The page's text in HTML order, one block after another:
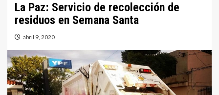
La Paz: Servicio de recolección de
residuos en Semana Santa
abril 9, 2020